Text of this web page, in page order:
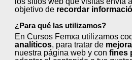
objetivo de recordar
¿Para qué las utilizamos?
En Cursos Femxa utilizamos
analíticos, para tratar de
nuestra página web y con fines
Modalidad:Teleformación
110h.
Química y aditivos en
papel